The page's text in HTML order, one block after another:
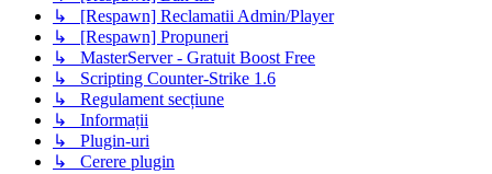
↳ [Respawn] Reclamatii Admin/Player
↳ [Respawn] Propuneri
↳ MasterServer - Gratuit Boost Free
↳ Scripting Counter-Strike 1.6
↳ Regulament secțiune
↳ Informații
↳ Plugin-uri
↳ Cerere plugin